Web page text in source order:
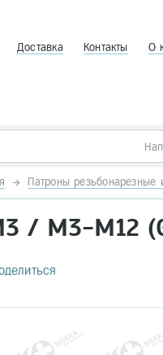
Доставка Контакты О
Патроны резьбонарезные
/ М3-М12